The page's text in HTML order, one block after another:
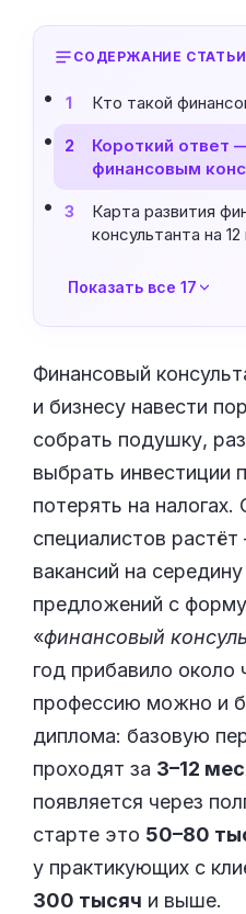
СОДЕРЖАНИЕ СТАТЬИ
1 Кто такой
2
Короткий ответ
финансовым
3
Карта развития
консультанта на
Показать все 17
Финансовый
и бизнесу навести
собрать подушку,
выбрать инвестиции
потерять на налогах.
специалистов
вакансий на
предложений с
«финансовый
год прибавило около
профессию можно и
диплома: базовую
проходят за 3–12
появляется через
старте это 50–80
у практикующих с
300 тысяч и выше.